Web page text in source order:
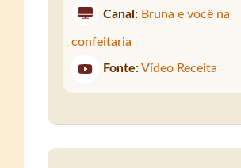
Canal: Bruna e você na
confeitaria
Fonte: Vídeo Receita